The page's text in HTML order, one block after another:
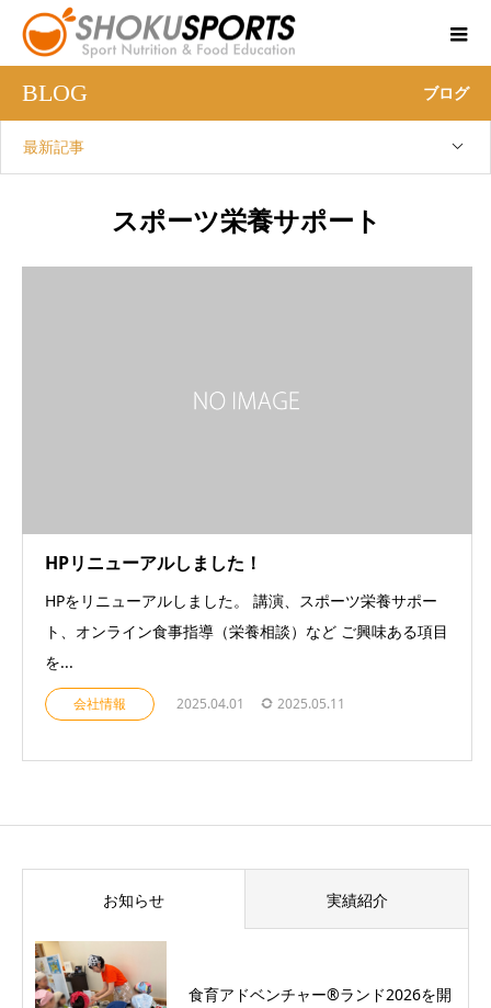
BLOG ブログ
最新記事
スポーツ栄養サポート
HPリニューアルしました！
HPをリニューアルしました。 講演、スポーツ栄養サポー
ト、オンライン食事指導（栄養相談）など ご興味ある項目
を...
会社情報 2025.04.01 2025.05.11
お知らせ 実績紹介
食育アドベンチャー®ランド2026を開